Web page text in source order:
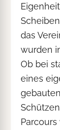
das
wurden
Ob bei
eines